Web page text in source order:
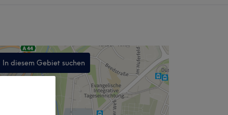
In diesem Gebiet suchen
,